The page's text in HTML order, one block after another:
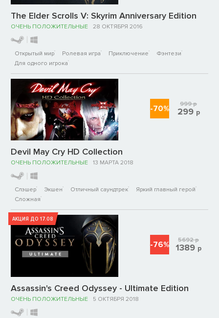
The Elder Scrolls V: Skyrim Anniversary Edition
ОЧЕНЬ ПОЛОЖИТЕЛЬНЫЕ 28 ОКТЯБРЯ 2016
Открытый мир Ролевая игра Приключение
Фэнтези
Для одного игрока
Devil May Cry HD Collection
ОЧЕНЬ ПОЛОЖИТЕЛЬНЫЕ 13 МАРТА 2018
Слэшер Экшен Отличный саундтрек
Яркий главный герой
Сложная
-70% 999р
299 р
АКЦИЯ ДО 17.08
Assassin's Creed Odyssey - Ultimate Edition
ОЧЕНЬ ПОЛОЖИТЕЛЬНЫЕ 5 ОКТЯБРЯ 2018
-76% 5692р
1389 р